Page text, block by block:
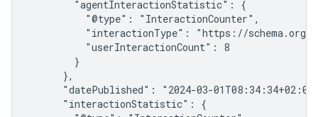
        "agentInteractionStatistic": {
          "@type": "InteractionCounter",
"interactionType": "https://schema.org/
          "userInteractionCount": 8
        }
      },
"datePublished": "2024-03-
      "interactionStatistic": {